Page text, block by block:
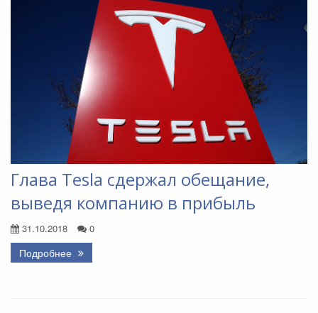
Глава Tesla сдержал обещание,
выведя компанию в прибыль
31.10.2018 0
Подробнее